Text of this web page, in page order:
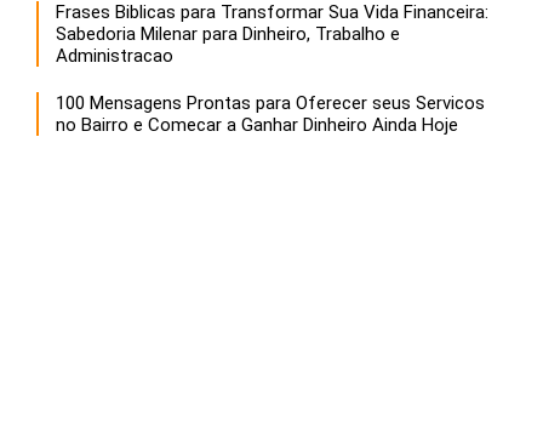
Frases Biblicas para Transformar Sua Vida Financeira:
Sabedoria Milenar para Dinheiro, Trabalho e
Administracao
100 Mensagens Prontas para Oferecer seus Servicos
no Bairro e Comecar a Ganhar Dinheiro Ainda Hoje